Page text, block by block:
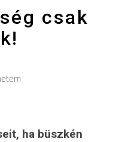
csak
ha büszkén